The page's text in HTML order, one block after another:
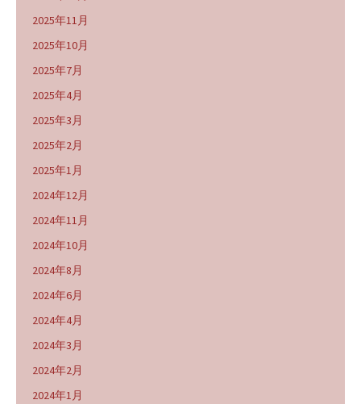
2025年11月
2025年10月
2025年7月
2025年4月
2025年3月
2025年2月
2025年1月
2024年12月
2024年11月
2024年10月
2024年8月
2024年6月
2024年4月
2024年3月
2024年2月
2024年1月